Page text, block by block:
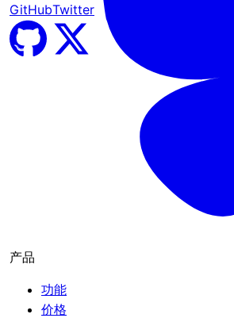
GitHubTwitter
产品
功能
价格